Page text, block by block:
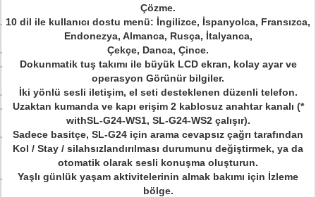
Çözme.
10 dil ile kullanıcı dostu menü: İngilizce, İspanyolca, Fransızca,
Endonezya, Almanca, Rusça, İtalyanca,
Çekçe, Danca, Çince.
Dokunmatik tuş takımı ile büyük LCD ekran, kolay ayar ve
operasyon Görünür bilgiler.
İki yönlü sesli iletişim, el seti desteklenen düzenli telefon.
Uzaktan kumanda ve kapı erişim 2 kablosuz anahtar kanalı (*
withSL-G24-WS1, SL-G24-WS2 çalışır).
Sadece basitçe, SL-G24 için arama cevapsız çağrı tarafından
Kol / Stay / silahsızlandırılması durumunu değiştirmek, ya da
otomatik olarak sesli konuşma oluşturun.
Yaşlı günlük yaşam aktivitelerinin almak bakımı için İzleme
bölge.